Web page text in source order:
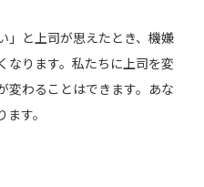
」と上司が思えたとき、機嫌
なります。私たちに上司を変
変わることはできます。あな
す。